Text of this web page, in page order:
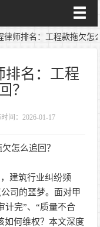
律师排名：工程款拖欠怎
排名：工程
？
间：2026-01-17
怎么追回？
建筑行业纠纷频
司的噩梦。面对甲
完”、“质量不合
如何维权？本文深度